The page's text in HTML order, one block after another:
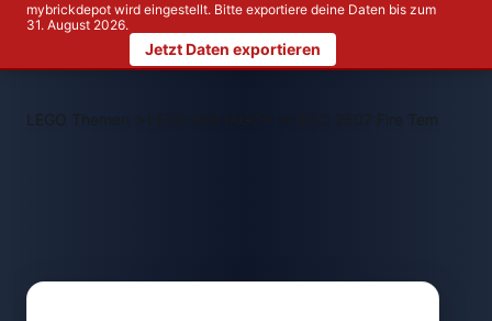
mybrickdepot wird eingestellt. Bitte exportiere deine Daten bis zum
31. August 2026.
Jetzt Daten exportieren
LEGO Themen > LEGO 2507 Fire Temple